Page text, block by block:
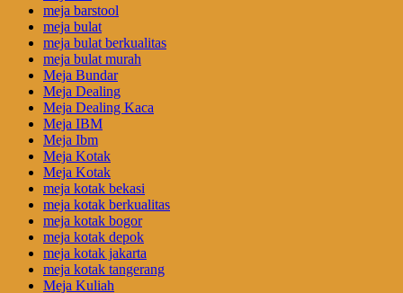
meja barstool
meja bulat
meja bulat berkualitas
meja bulat murah
Meja Bundar
Meja Dealing
Meja Dealing Kaca
Meja IBM
Meja Ibm
Meja Kotak
Meja Kotak
meja kotak bekasi
meja kotak berkualitas
meja kotak bogor
meja kotak depok
meja kotak jakarta
meja kotak tangerang
Meja Kuliah